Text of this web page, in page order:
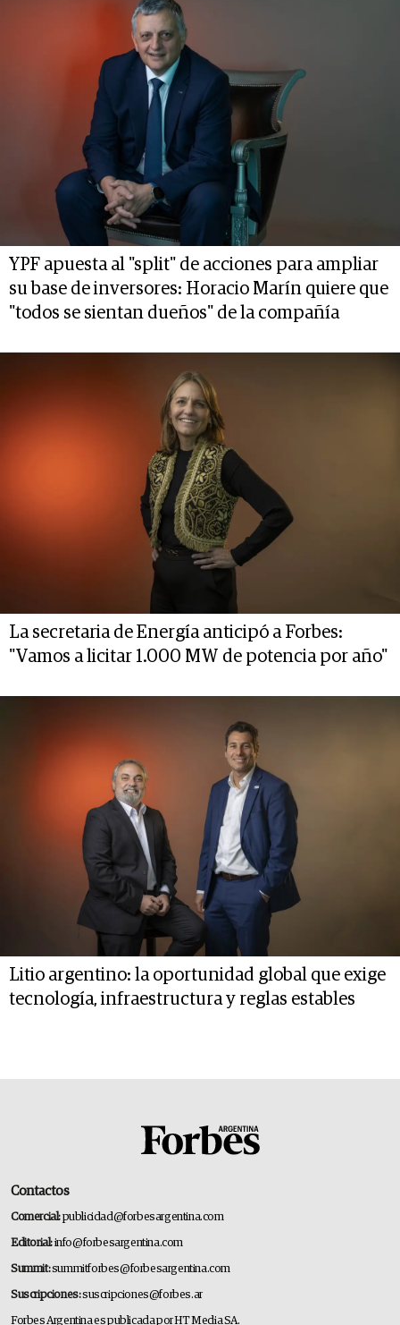
YPF apuesta al "split" de acciones para ampliar
su base de inversores: Horacio Marín quiere que
"todos se sientan dueños" de la compañía
La secretaria de Energía anticipó a Forbes:
"Vamos a licitar 1.000 MW de potencia por año"
Litio argentino: la oportunidad global que exige
tecnología, infraestructura y reglas estables
Contactos
Comercial:publicidad@forbesargentina.com
Editorial:info@forbesargentina.com
Summit:summitforbes@forbesargentina.com
Suscripciones:suscripciones@forbes.ar
Forbes Argentina es publicada por HT Media SA.